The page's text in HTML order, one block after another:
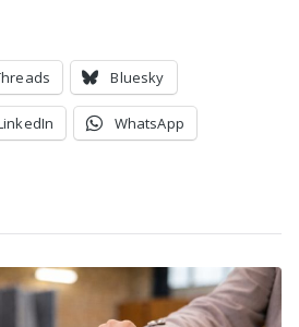
Bluesky
WhatsApp